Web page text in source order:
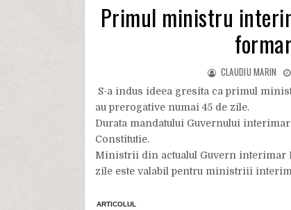
Primul ministru
CLAUDIU MARIN
S-a indus ideea gresita ca primul
au prerogative numai 45 de zile.
Durata mandatului Guvernului
Constitutie.
Ministrii din actualul Guvern interimar
zile este valabil pentru ministriii
ARTICOLUL